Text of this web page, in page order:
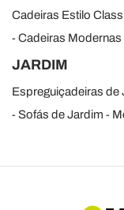
Cadeiras Estilo
Cadeiras Modernas
JARDIM
Espreguiçadeiras de
Sofás de Jardim